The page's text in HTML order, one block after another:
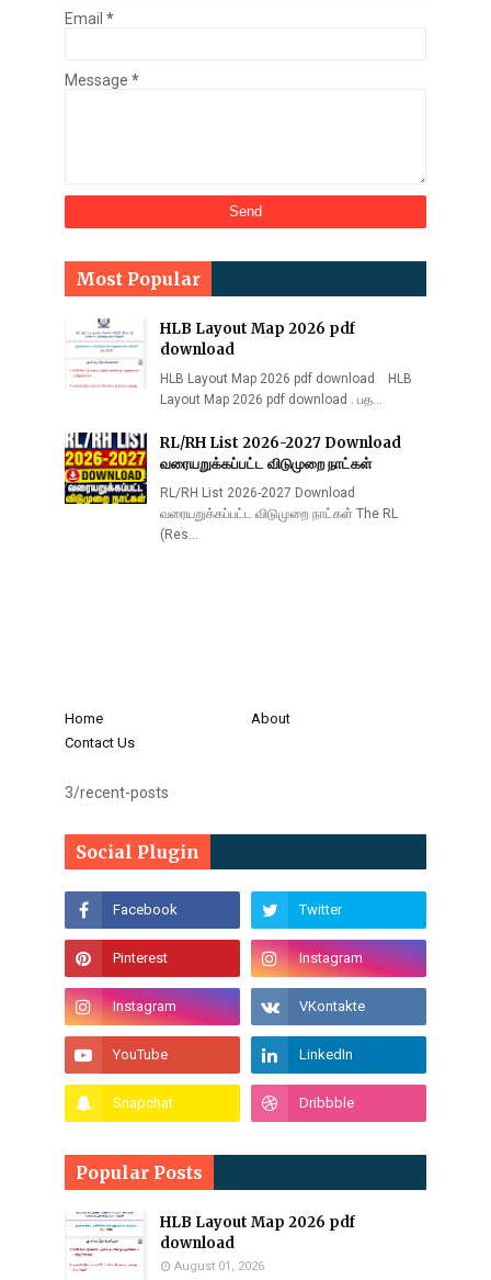
Email *
Message *
Most Popular
HLB Layout Map 2026 pdf
download
HLB Layout Map 2026 pdf download HLB
Layout Map 2026 pdf download . பத…
RL/RH List 2026-2027 Download
வரையறுக்கப்பட்ட விடுமுறை நாட்கள்
RL/RH List 2026-2027 Download
வரையறுக்கப்பட்ட விடுமுறை நாட்கள் The RL
(Res…
Home
About
Contact Us
3/recent-posts
Social Plugin
Popular Posts
HLB Layout Map 2026 pdf
download
August 01, 2026